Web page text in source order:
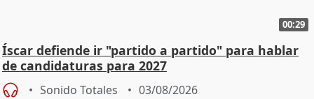
00:29
Íscar defiende ir "partido a partido" para hablar
de candidaturas para 2027
Sonido Totales 03/08/2026